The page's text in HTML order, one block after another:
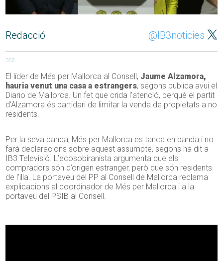
Redacció @IB3noticies
350
El líder de Més per Mallorca al Consell, Jaume Alzamora,
hauria venut una casa a estrangers, segons publica avui el
Diario de Mallorca. Un fet que crida l’atenció, perquè el partit
d’Alzamora és partidari de limitar la venda de propietats a no
residents.
Per la seva banda, Més per Mallorca es tanca en banda i no
farà declaracions sobre aquest assumpte, segons ha dit a
IB3 Televisió. L’ecosobiranista argumenta que els
compradors són d’origen estranger, però que són residents
de l’illa. La portaveu del PP al Consell de Mallorca reclama
explicacions al coordinador de Més per Mallorca i a la
portaveu del PSIB al Consell.